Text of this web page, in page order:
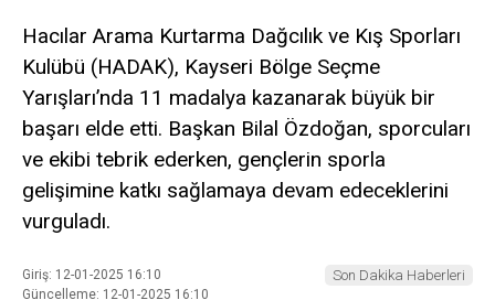
Hacılar Arama Kurtarma Dağcılık ve Kış Sporları
Kulübü (HADAK), Kayseri Bölge Seçme
Yarışları’nda 11 madalya kazanarak büyük bir
başarı elde etti. Başkan Bilal Özdoğan, sporcuları
ve ekibi tebrik ederken, gençlerin sporla
gelişimine katkı sağlamaya devam edeceklerini
vurguladı.
Giriş: 12-01-2025 16:10
Güncelleme: 12-01-2025 16:10
Son Dakika Haberleri